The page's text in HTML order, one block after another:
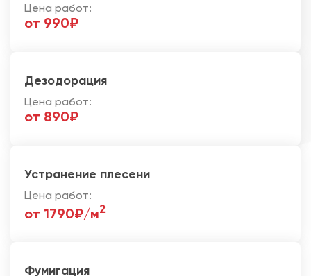
Цена работ:
от 990₽
Дезодорация
Цена работ:
от 890₽
Устранение плесени
Цена работ:
от 1790₽/м2
Фумигация